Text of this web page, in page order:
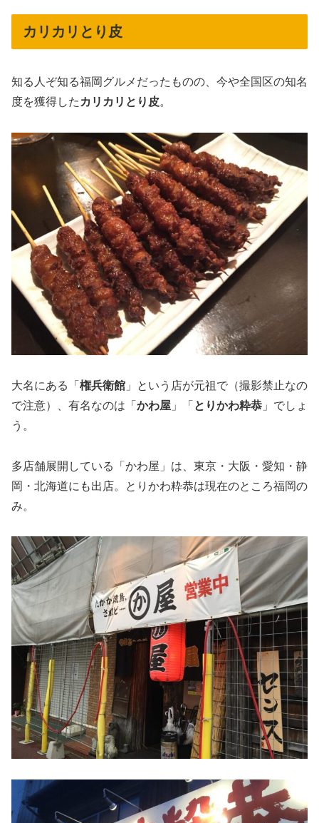
カリカリとり皮
知る人ぞ知る福岡グルメだったものの、今や全国区の知名
度を獲得した カリカリとり皮。
大名にある「 権兵衛館 」という店が元祖で（撮影禁止なの
で注意）、有名なのは「 かわ屋 」「 とりかわ粋恭 」でしょ
う。
多店舗展開している「かわ屋」は、東京・大阪・愛知・静
岡・北海道にも出店。とりかわ粋恭は現在のところ福岡の
み。